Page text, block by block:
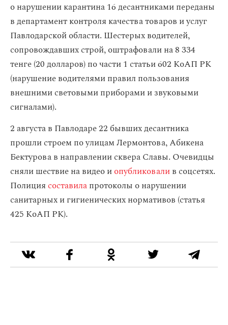
о нарушении карантина 16 десантниками переданы
в департамент контроля качества товаров и услуг
Павлодарской области. Шестерых водителей,
сопровождавших строй, оштрафовали на 8 334
тенге (20 долларов) по части 1 статьи 602 КоАП РК
(нарушение водителями правил пользования
внешними световыми приборами и звуковыми
сигналами).
2 августа в Павлодаре 22 бывших десантника
прошли строем по улицам Лермонтова, Абикена
Бектурова в направлении сквера Славы. Очевидцы
сняли шествие на видео иопубликовалив соцсетях.
Полициясоставилапротоколы о нарушении
санитарных и гигиенических нормативов (статья
425 КоАП РК).